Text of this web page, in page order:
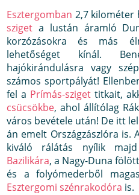
Esztergomban 2,7 kilométer
sziget a lustán áramló
korzózásokra és más
lehetőséget kínál.
hajókirándulásra vagy
számos sportpályát!
fel a Prímás-szigettitkait,
csücsökbe, ahol állítólag
város bevétele után! De itt
án emelt Országzászlóra is.
kiváló rálátás nyílik
Bazilikára, a Nagy-Duna
és a folyómederből
Esztergomi szénrakodóra is.